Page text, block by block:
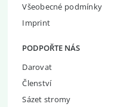
Všeobecné podmínky
Imprint
PODPOŘTE NÁS
Darovat
Členství
Sázet stromy